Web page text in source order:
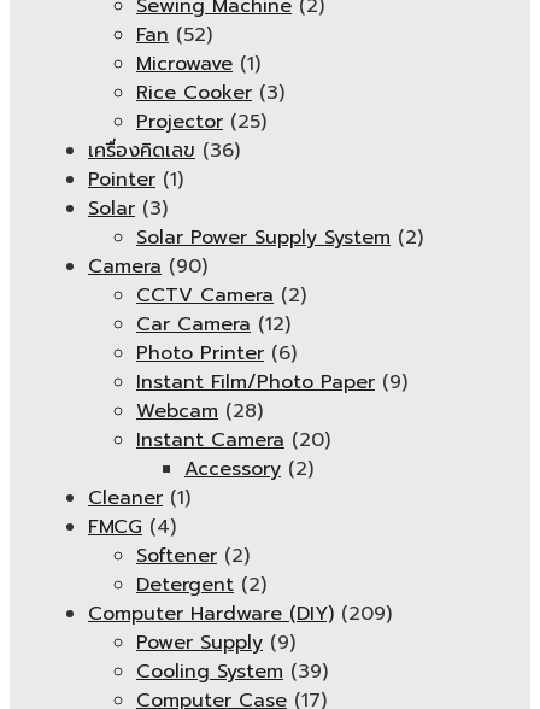
Sewing Machine (2)
Fan (52)
Microwave (1)
Rice Cooker (3)
Projector (25)
เครื่องคิดเลข (36)
Pointer (1)
Solar (3)
Solar Power Supply System (2)
Camera (90)
CCTV Camera (2)
Car Camera (12)
Photo Printer (6)
Instant Film/Photo Paper (9)
Webcam (28)
Instant Camera (20)
Accessory (2)
Cleaner (1)
FMCG (4)
Softener (2)
Detergent (2)
Computer Hardware (DIY) (209)
Power Supply (9)
Cooling System (39)
Computer Case (17)